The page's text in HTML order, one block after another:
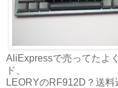
AliExpressで売ってたよ
ド、
LEORYのRF912D？送料